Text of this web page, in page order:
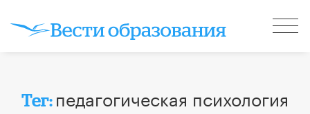
Тег: педагогическая психология